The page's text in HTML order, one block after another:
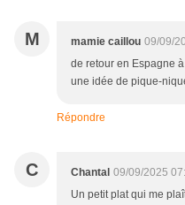
M mamie caillou 09/09/
de retour en Espagne
une idée de pique-
Répondre
C Chantal 09/09/2025
Un petit plat qui me